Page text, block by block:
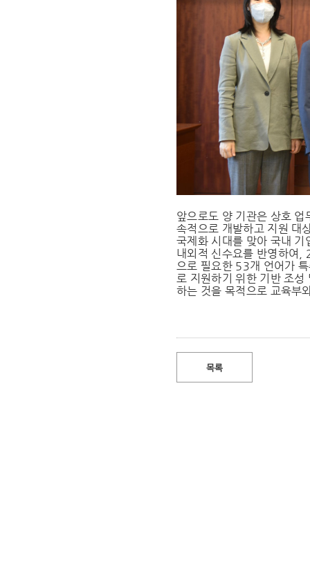
앞으로도 양 기관은 상호
속적으로 개발하고 지원 대
국제화 시대를 맞아 국내
내외적 신수요를 반영하여,
으로 필요한 53개 언어가
로 지원하기 위한 기반 조
하는 것을 목적으로 교육부
목록